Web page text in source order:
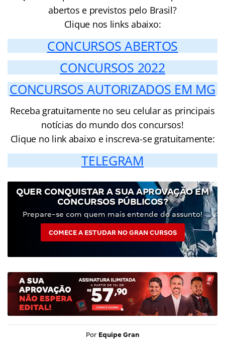
abertos e previstos pelo Brasil?
Clique nos links abaixo:
CONCURSOS ABERTOS
CONCURSOS 2022
CONCURSOS AUTORIZADOS EM MG
Receba gratuitamente no seu celular as principais
notícias do mundo dos concursos!
Clique no link abaixo e inscreva-se gratuitamente:
TELEGRAM
QUER CONQUISTAR A SUA APROVAÇÃO EM
CONCURSOS PÚBLICOS?
Prepare-se com quem mais entende do assunto!
COMECE A ESTUDAR NO GRAN CURSOS
Por Equipe Gran